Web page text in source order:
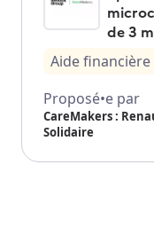
de 3
Aide financière
Proposé•e par
CareMakers :
Solidaire